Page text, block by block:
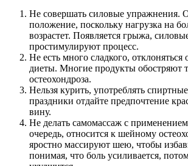
Не совершать силовые упражнения.
положение, поскольку нагрузка на
возрастет. Появляется грыжа,
простимулируют процесс.
Не есть много сладкого, отклоняться
диеты. Многие продукты обостряют
остеохондроза.
Нельзя курить, употреблять
праздники отдайте предпочтение
вину.
Не делать самомассаж с
очередь, относится к шейному
яростно массируют шею, чтобы
понимая, что боль усиливается,